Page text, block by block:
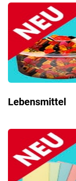
Lebensmittel